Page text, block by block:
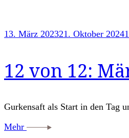
13. März 202321. Oktober 2024
12 von 12:
Gurkensaft als Start in den Tag
Mehr